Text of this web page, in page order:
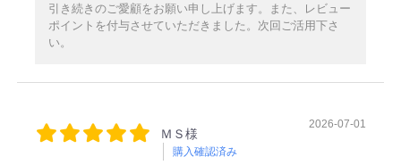
引き続きのご愛顧をお願い申し上げます。また、レビュー
ポイントを付与させていただきました。次回ご活用下さ
い。
ＭＳ様
購入確認済み
2026-07-01